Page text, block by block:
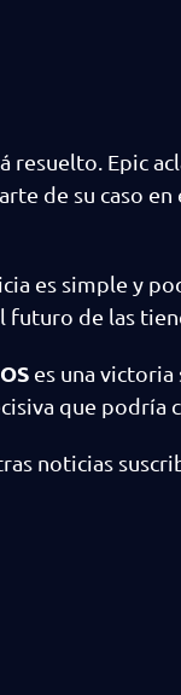
resuelto. Epic
de su caso
es simple y
de las
es una victoria
que podría
noticias